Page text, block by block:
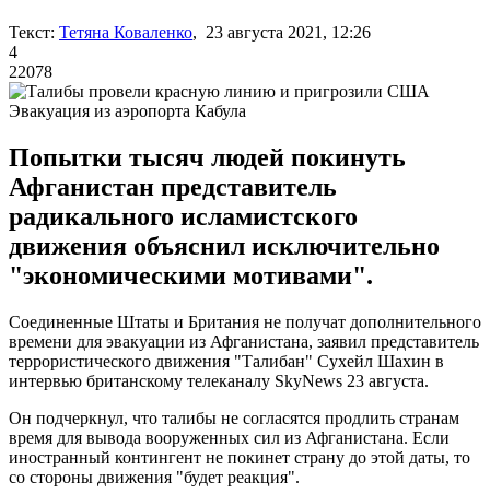
Текст: Тетяна Коваленко, 23 августа 2021, 12:26
4
22078
Эвакуация из аэропорта Кабула
Попытки тысяч людей покинуть
Афганистан представитель
радикального исламистского
движения объяснил исключительно
"экономическими мотивами".
Соединенные Штаты и Британия не получат дополнительного
времени для эвакуации из Афганистана, заявил представитель
террористического движения "Талибан" Сухейл Шахин в
интервью британскому телеканалу SkyNews 23 августа.
Он подчеркнул, что талибы не согласятся продлить странам
время для вывода вооруженных сил из Афганистана. Если
иностранный контингент не покинет страну до этой даты, то
со стороны движения "будет реакция".